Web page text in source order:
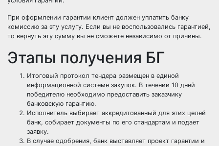
При оформлении гарантии клиент должен уплатить банку
комиссию за эту услугу. Если вы не воспользовались гарантией,
то вернуть эту сумму вы не сможете независимо от причины.
Этапы получения БГ
Итоговый протокол тендера размещен в единой
информационной системе закупок. В течении 10 дней
победителю необходимо предоставить заказчику
банковскую гарантию.
Исполнитель выбирает аккредитованный для этих целей
банк, собирает документы по его стандартам и подает
заявку.
В случае одобрения, банк выставляет проект гарантии и